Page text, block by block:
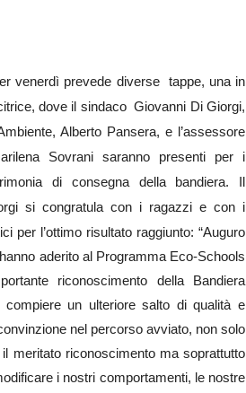
venerdì prevede diverse tappe, una in
dove il sindaco Giovanni Di Giorgi,
Alberto Pansera, e l’assessore
Sovrani saranno presenti per i
di consegna della bandiera. Il
si congratula con i ragazzi e con i
per l’ottimo risultato raggiunto: “Auguro
aderito al Programma Eco-Schools
riconoscimento della Bandiera
compiere un ulteriore salto di qualità e
nel percorso avviato, non solo
meritato riconoscimento ma soprattutto
i nostri comportamenti, le nostre